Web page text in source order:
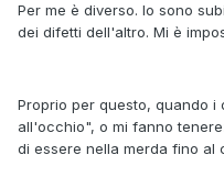
Per me è diverso. Io sono
dei difetti dell'altro. Mi è
Proprio per questo, quando
all'occhio", o mi fanno
di essere nella merda fino al